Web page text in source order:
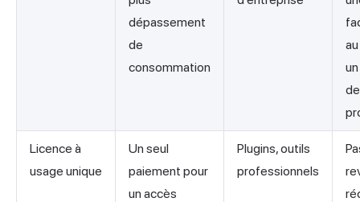
dépassement
de
consommation
de
Licence à
usage unique
Un seul
paiement pour
un accès
Plugins, outils
professionnels